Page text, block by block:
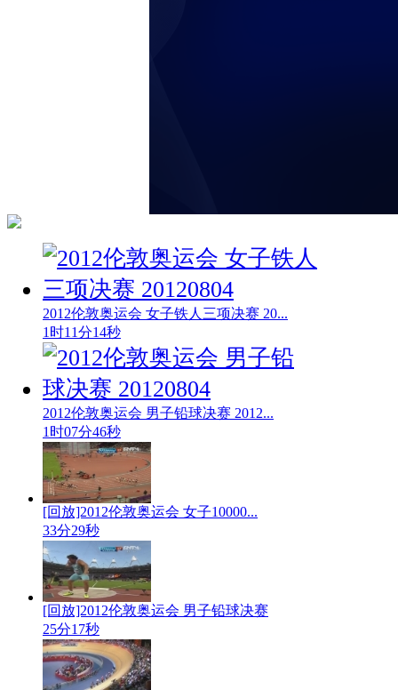
2012伦敦奥运会 女子铁人三项决赛 20...
1时11分14秒
2012伦敦奥运会 男子铅球决赛 2012...
1时07分46秒
[回放]2012伦敦奥运会 女子10000...
33分29秒
[回放]2012伦敦奥运会 男子铅球决赛
25分17秒